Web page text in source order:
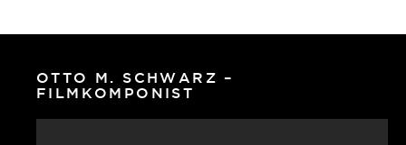
OTTO M. SCHWARZ –
FILMKOMPONIST